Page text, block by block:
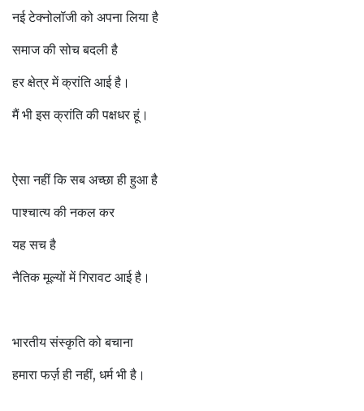
नई टेक्नोलॉजी को अपना लिया है
समाज की सोच बदली है
हर क्षेत्र में क्रांति आई है।
मैं भी इस क्रांति की पक्षधर हूं।
ऐसा नहीं कि सब अच्छा ही हुआ है
पाश्चात्य की नकल कर
यह सच है
नैतिक मूल्यों में गिरावट आई है।
भारतीय संस्कृति को बचाना
हमारा फर्ज़ ही नहीं, धर्म भी है।